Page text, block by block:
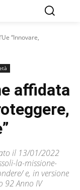
“Innovare,
affidata
il 13/01/2022
la-missione-
e, in versione
92 Anno IV